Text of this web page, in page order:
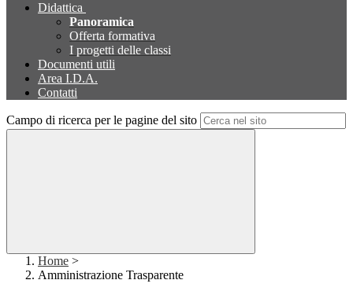
Didattica
Panoramica
Offerta formativa
I progetti delle classi
Documenti utili
Area I.D.A.
Contatti
Campo di ricerca per le pagine del sito
Home >
Amministrazione Trasparente